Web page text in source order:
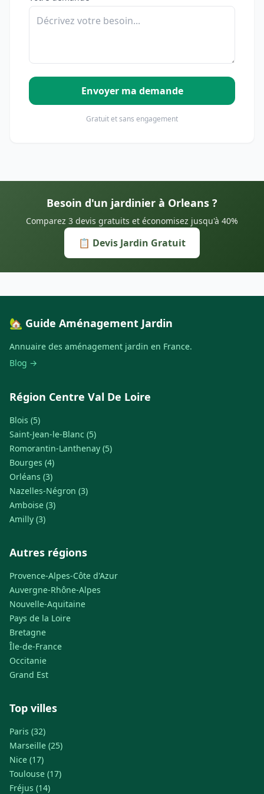
Envoyer ma demande
Gratuit et sans engagement
Besoin d'un jardinier à Orleans ?
Comparez 3 devis gratuits et économisez jusqu'à 40%
📋 Devis Jardin Gratuit
🏡 Guide Aménagement Jardin
Annuaire des aménagement jardin en France.
Blog →
Région Centre Val De Loire
Blois (5)
Saint-Jean-le-Blanc (5)
Romorantin-Lanthenay (5)
Bourges (4)
Orléans (3)
Nazelles-Négron (3)
Amboise (3)
Amilly (3)
Autres régions
Provence-Alpes-Côte d'Azur
Auvergne-Rhône-Alpes
Nouvelle-Aquitaine
Pays de la Loire
Bretagne
Île-de-France
Occitanie
Grand Est
Top villes
Paris (32)
Marseille (25)
Nice (17)
Toulouse (17)
Fréjus (14)